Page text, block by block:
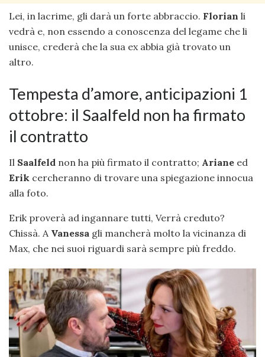
Lei, in lacrime, gli darà un forte abbraccio. Florian li
vedrà e, non essendo a conoscenza del legame che li
unisce, crederà che la sua ex abbia già trovato un
altro.
Tempesta d’amore, anticipazioni 1
ottobre: il Saalfeld non ha firmato
il contratto
Il Saalfeld non ha più firmato il contratto; Ariane ed
Erik cercheranno di trovare una spiegazione innocua
alla foto.
Erik proverà ad ingannare tutti, Verrà creduto?
Chissà. A Vanessa gli mancherà molto la vicinanza di
Max, che nei suoi riguardi sarà sempre più freddo.